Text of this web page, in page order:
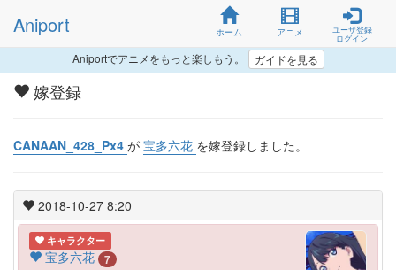
Aniport ホーム アニメ
ユーザ登録
ログイン
Aniportでアニメをもっと楽しもう。 ガイドを見る
嫁登録
CANAAN_428_Px4 が 宝多六花 を嫁登録しました。
2018-10-27 8:20
キャラクター
宝多六花 7